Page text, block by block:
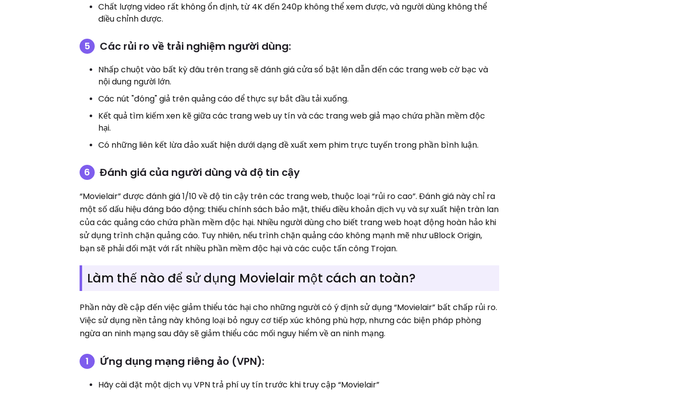
Chất lượng video rất không ổn định, từ 4K đến 240p không thể xem được, và người dùng không thể
điều chỉnh được.
Các rủi ro về trải nghiệm người dùng:
Nhấp chuột vào bất kỳ đâu trên trang sẽ đánh giá cửa sổ bật lên dẫn đến các trang web cờ bạc và
nội dung người lớn.
Các nút "đóng" giả trên quảng cáo để thực sự bắt đầu tải xuống.
Kết quả tìm kiếm xen kẽ giữa các trang web uy tín và các trang web giả mạo chứa phần mềm độc
hại.
Có những liên kết lừa đảo xuất hiện dưới dạng đề xuất xem phim trực tuyến trong phần bình luận.
Đánh giá của người dùng và độ tin cậy
“Movielair” được đánh giá 1/10 về độ tin cậy trên các trang web, thuộc loại “rủi ro cao”. Đánh giá này chỉ ra
một số dấu hiệu đáng báo động; thiếu chính sách bảo mật, thiếu điều khoản dịch vụ và sự xuất hiện tràn lan
của các quảng cáo chứa phần mềm độc hại. Nhiều người dùng cho biết trang web hoạt động hoàn hảo khi
sử dụng trình chặn quảng cáo. Tuy nhiên, nếu trình chặn quảng cáo không mạnh mẽ như uBlock Origin,
bạn sẽ phải đối mặt với rất nhiều phần mềm độc hại và các cuộc tấn công Trojan.
Làm thế nào để sử dụng Movielair một cách an toàn?
Phần này đề cập đến việc giảm thiểu tác hại cho những người có ý định sử dụng “Movielair” bất chấp rủi ro.
Việc sử dụng nền tảng này không loại bỏ nguy cơ tiếp xúc không phù hợp, nhưng các biện pháp phòng
ngừa an ninh mạng sau đây sẽ giảm thiểu các mối nguy hiểm về an ninh mạng.
Ứng dụng mạng riêng ảo (VPN):
Hãy cài đặt một dịch vụ VPN trả phí uy tín trước khi truy cập “Movielair”